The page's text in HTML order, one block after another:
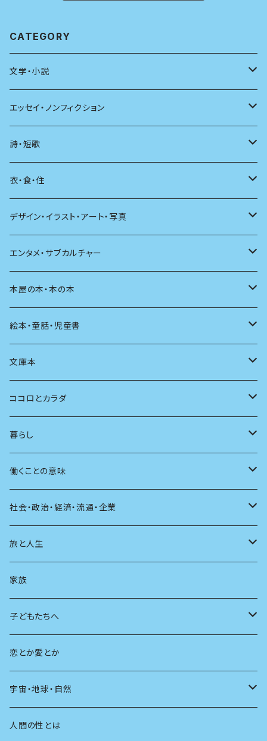
CATEGORY
文学・小説
日本
海外
日本語
文学理論
評論
文章術
エッセイ・ノンフィクション
エッセイ
日記
ノンフィクション
その他
評論
言葉
言語
批評
アンソロジー
自伝・伝記
詩・短歌
詩
短歌
その他
衣・食・住
着る
食べる
料理
発酵・麹
住う
その他
デザイン・イラスト・アート・写真
デザイン
イラスト
アート
写真
その他
インテリア
ファッション
建築
スポーツ
AIと社会
広告
エンタメ・サブカルチャー
映画
音楽
マンガ
テレビ
ラジオ
マガジン
その他
アニメ
日本の芸能
本屋の本・本の本
本屋さんの本
本の本
読書
絵本・童話・児童書
小さいお子さん向け
自分で読めるようになったら
大人も楽しい絵本
海外絵本
童話
その他
文庫本
男性作家
女性作家
その他
ココロとカラダ
フェミニズム
カウンセリング
人間関係
健康
暮らし
料理
育児
日常生活
学ぶ楽しみ
働くことの意味
仕事のヒント
社会・政治・経済・流通・企業
過去
現在
未来
旅と人生
旅
人生
家族
子どもたちへ
教育
友達
学校
恋とか愛とか
宇宙・地球・自然
動物
人間の性とは